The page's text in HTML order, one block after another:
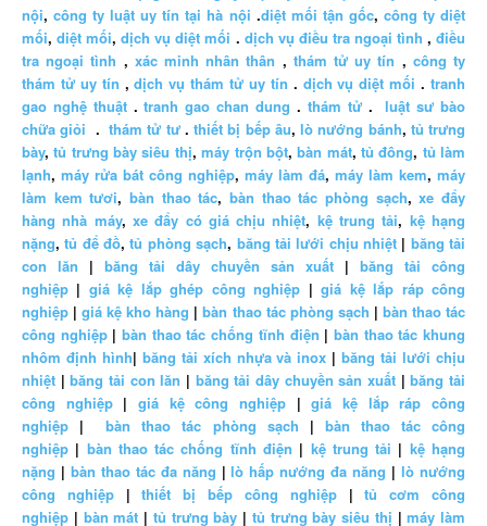
nội,công ty luật uy tín tại hà nội .diệt mối tận gốc, công ty diệt
mối,diệt mối,dịch vụ diệt mối . dịch vụ điều tra ngoại tình ,điều
tra ngoại tình , xác minh nhân thân , thám tử uy tín , công ty
thám tử uy tín ,dịch vụ thám tử uy tín . dịch vụ diệt mối .tranh
gao nghệ thuật.tranh gao chan dung . thám tử.luật sư bào
chữa giỏi .thám tử tư.thiết bị bếp âu,lò nướng bánh, tủ trưng
bày,tủ trưng bày siêu thị,máy trộn bột,bàn mát, tủ đông, tủ làm
lạnh, máy rửa bát công nghiệp, máy làm đá, máy làm kem, máy
làm kem tươi,bàn thao tác,bàn thao tác phòng sạch,xe đẩy
hàng nhà máy, xe đẩy có giá chịu nhiệt, kệ trung tải, kệ hạng
nặng,tủ để đồ,tủ phòng sạch, băng tải lưới chịu nhiệt| băng tải
con lăn | băng tải dây chuyền sản xuất | băng tải công
nghiệp | giá kệ lắp ghép công nghiệp |giá kệ lắp ráp công
nghiệp |giá kệ kho hàng |bàn thao tác phòng sạch | bàn thao tác
công nghiệp|bàn thao tác chống tĩnh điện | bàn thao tác khung
nhôm định hình| băng tải xích nhựa và inox |băng tải lưới chịu
nhiệt |băng tải con lăn | băng tải dây chuyền sản xuất |băng tải
công nghiệp|giá kệ công nghiệp |giá kệ lắp ráp công
nghiệp |bàn thao tác phòng sạch | bàn thao tác công
nghiệp | bàn thao tác chống tĩnh điện | kệ trung tải | kệ hạng
nặng | bàn thao tác đa năng |lò hấp nướng đa năng |lò nướng
công nghiệp|thiết bị bếp công nghiệp|tủ cơm công
nghiệp | bàn mát | tủ trưng bày | tủ trưng bày siêu thị |máy làm